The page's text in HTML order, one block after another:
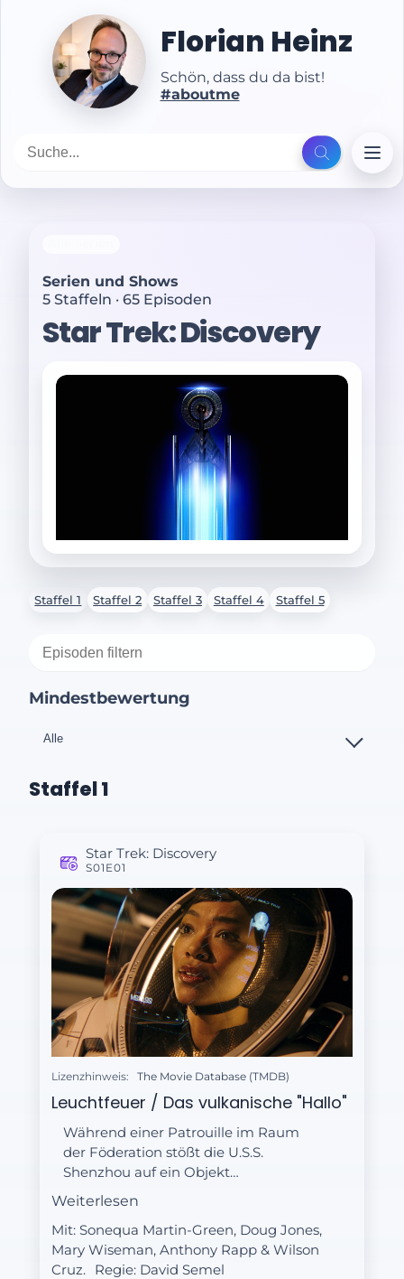
Florian Heinz
Schön, dass du da bist!
#aboutme
Serien und Shows
5 Staffeln · 65 Episoden
Star Trek: Discovery
Staffel 1 Staffel 2 Staffel 3 Staffel 4 Staffel 5
Mindestbewertung
Staffel 1
Star Trek: Discovery
S01E01
Lizenzhinweis: The Movie Database (TMDB)
Leuchtfeuer / Das vulkanische "Hallo"
Während einer Patrouille im Raum
der Föderation stößt die U.S.S.
Shenzhou auf ein Objekt
unbekannter Herkunft und stellt den
die bislang größte Probe.
Weiterlesen
Mit: Sonequa Martin-Green, Doug Jones,
Mary Wiseman, Anthony Rapp & Wilson
Cruz.
Regie: David Semel